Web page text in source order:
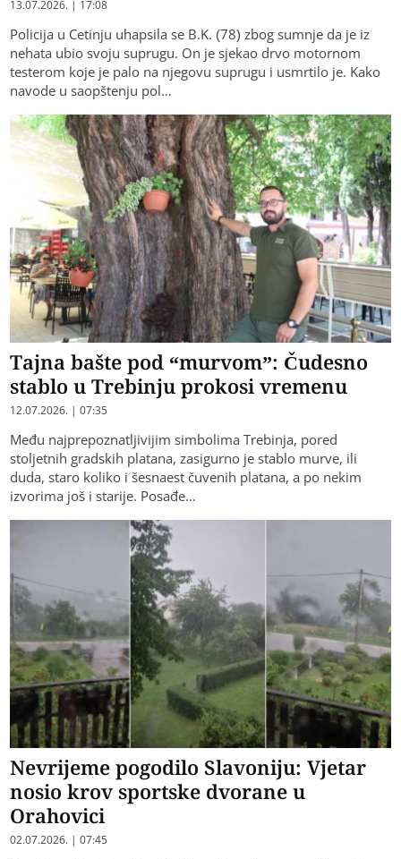
13.07.2026. | 17:08
Policija u Cetinju uhapsila se B.K. (78) zbog sumnje da je iz
nehata ubio svoju suprugu. On je sjekao drvo motornom
testerom koje je palo na njegovu suprugu i usmrtilo je. Kako
navode u saopštenju pol…
Tajna bašte pod “murvom”: Čudesno
stablo u Trebinju prokosi vremenu
12.07.2026. | 07:35
Među najprepoznatljivijim simbolima Trebinja, pored
stoljetnih gradskih platana, zasigurno je stablo murve, ili
duda, staro koliko i šesnaest čuvenih platana, a po nekim
izvorima još i starije. Posađe…
Nevrijeme pogodilo Slavoniju: Vjetar
nosio krov sportske dvorane u
Orahovici
02.07.2026. | 07:45